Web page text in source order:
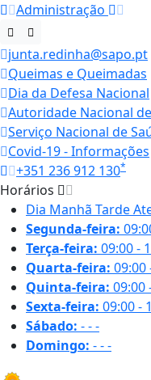
Administração
junta.redinha@sapo.pt
Queimas e Queimadas
Dia da Defesa Nacional
Autoridade Nacional
Serviço Nacional de
Covid-19 - Informações
+351 236 912 130*
Horários
Dia Manhã Tarde
Segunda-feira:
Terça-feira: 09:00 -
Quarta-feira: 09:00
Quinta-feira: 09:00
Sexta-feira: 09:00 -
Sábado: ---
Domingo: ---